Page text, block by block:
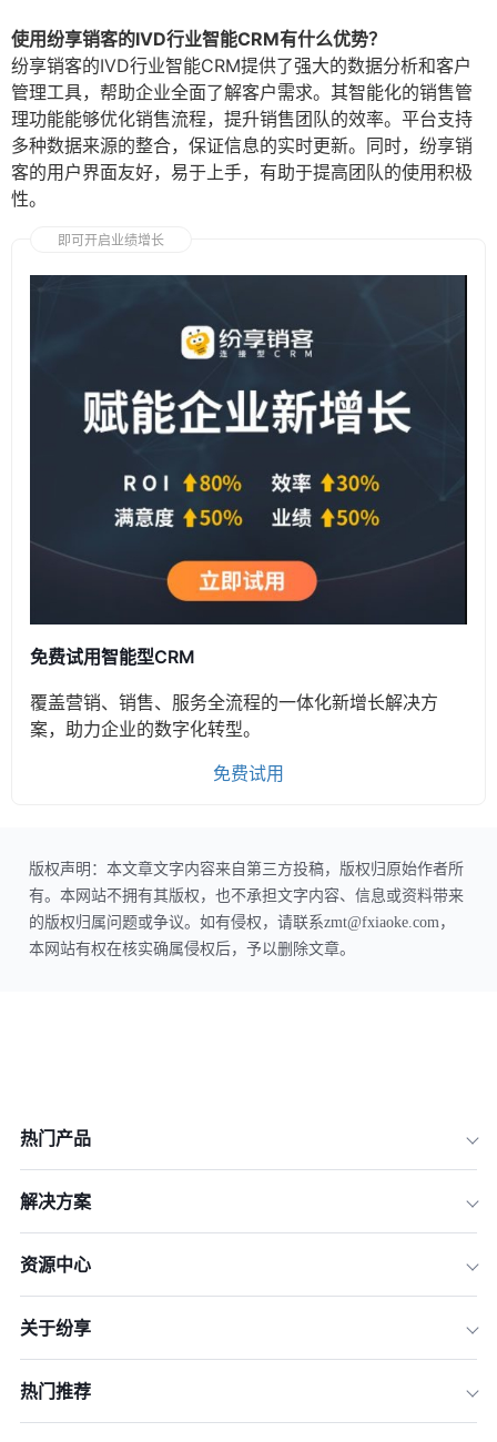
使用纷享销客的IVD行业智能CRM有什么优势？
纷享销客的IVD行业智能CRM提供了强大的数据分析和客户
管理工具，帮助企业全面了解客户需求。其智能化的销售管
理功能能够优化销售流程，提升销售团队的效率。平台支持
多种数据来源的整合，保证信息的实时更新。同时，纷享销
客的用户界面友好，易于上手，有助于提高团队的使用积极
性。
即可开启业绩增长
免费试用智能型CRM
覆盖营销、销售、服务全流程的一体化新增长解决方
案，助力企业的数字化转型。
免费试用
版权声明：本文章文字内容来自第三方投稿，版权归原始作者所
有。本网站不拥有其版权，也不承担文字内容、信息或资料带来
的版权归属问题或争议。如有侵权，请联系zmt@fxiaoke.com，
本网站有权在核实确属侵权后，予以删除文章。
热门产品
解决方案
资源中心
关于纷享
热门推荐